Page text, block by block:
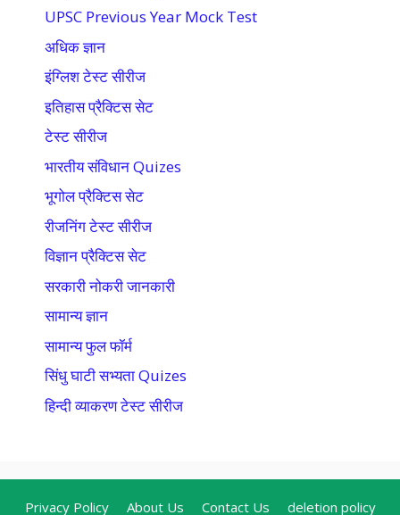
UPSC Previous Year Mock Test
अधिक ज्ञान
इंग्लिश टेस्ट सीरीज
इतिहास प्रैक्टिस सेट
टेस्ट सीरीज
भारतीय संविधान Quizes
भूगोल प्रैक्टिस सेट
रीजनिंग टेस्ट सीरीज
विज्ञान प्रैक्टिस सेट
सरकारी नोकरी जानकारी
सामान्य ज्ञान
सामान्य फुल फॉर्म
सिंधु घाटी सभ्यता Quizes
हिन्दी व्याकरण टेस्ट सीरीज
Privacy Policy About Us Contact Us deletion policy